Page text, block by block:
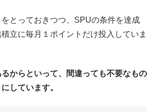
とっておきつつ、SPUの条件を達成
立に毎月１ポイントだけ投入していま
からといって、間違っても不要なもの
しています。